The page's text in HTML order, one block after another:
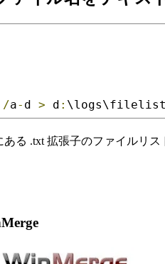
/a- d > d :
る .txt 拡張子のファイルリ